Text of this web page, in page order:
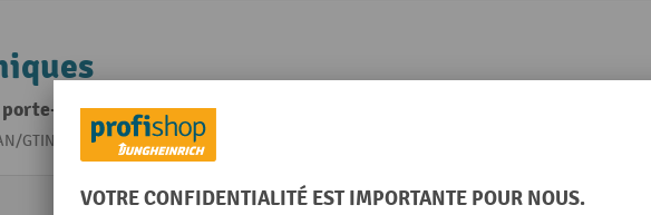
outils en 2 parties, hauteur d’assise 520 à 545 mm, roulettes
GTIN: 4260046923060De la catégorie :
RAL 9005 noir foncé Pivotant